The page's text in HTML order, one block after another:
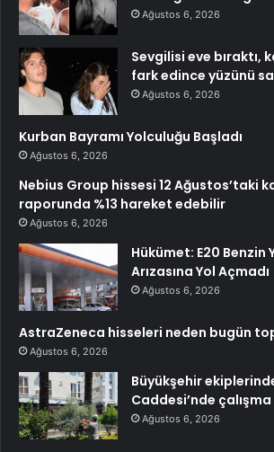
Ağustos 6, 2026
Sevgilisi eve bıraktı,
fark edince yüzünü
Ağustos 6, 2026
Kurban Bayramı Yolculuğu Başladı
Ağustos 6, 2026
Nebius Group hissesi 12 Ağustos’taki
raporunda %13 hareket edebilir
Ağustos 6, 2026
Hükümet: E20 Benzin
Arızasına Yol Açmadı
Ağustos 6, 2026
AstraZeneca hisseleri neden bugün
Ağustos 6, 2026
Büyükşehir
Caddesi’nde çalışma
Ağustos 6, 2026